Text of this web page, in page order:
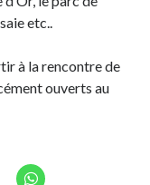
etc..
à la rencontre de
ouverts au